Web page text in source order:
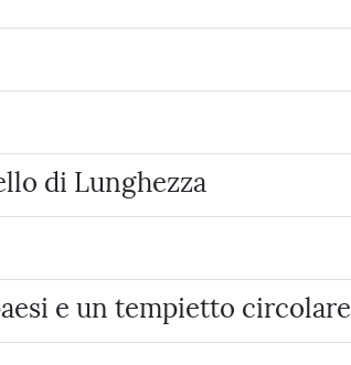
di Lunghezza
e un tempietto circolare